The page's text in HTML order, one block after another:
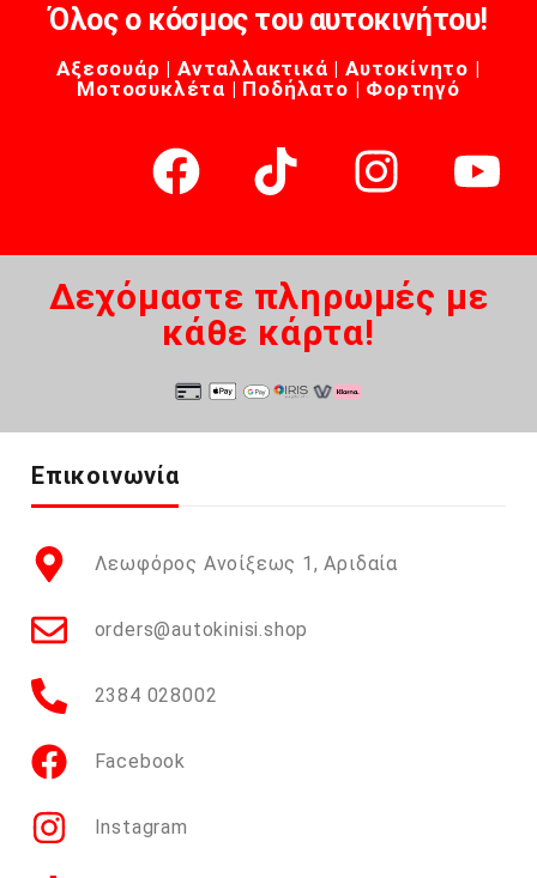
Όλος ο κόσμος του αυτοκινήτου!
Αξεσουάρ | Ανταλλακτικά | Αυτοκίνητο |
Μοτοσυκλέτα | Ποδήλατο | Φορτηγό
Δεχόμαστε πληρωμές με
κάθε κάρτα!
Επικοινωνία
Λεωφόρος Ανοίξεως 1, Αριδαία
orders@autokinisi.shop
2384 028002
Facebook
Instagram